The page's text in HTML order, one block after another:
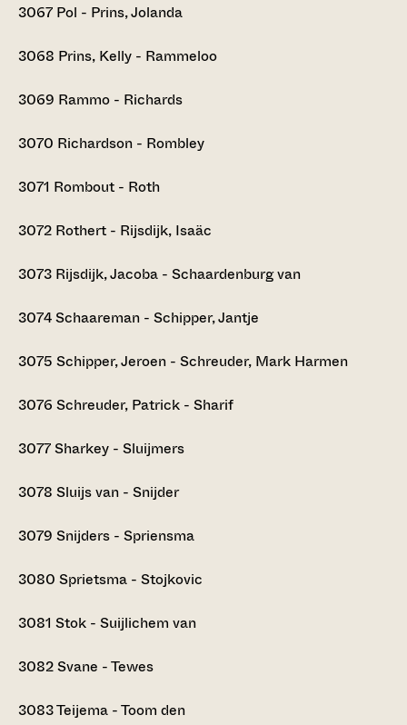
3067 Pol - Prins, Jolanda
3068 Prins, Kelly - Rammeloo
3069 Rammo - Richards
3070 Richardson - Rombley
3071 Rombout - Roth
3072 Rothert - Rijsdijk, Isaäc
3073 Rijsdijk, Jacoba - Schaardenburg van
3074Schaareman - Schipper, Jantje
3075 Schipper, Jeroen - Schreuder, Mark Harmen
3076 Schreuder, Patrick - Sharif
3077Sharkey - Sluijmers
3078 Sluijs van - Snijder
3079 Snijders - Spriensma
3080 Sprietsma - Stojkovic
3081 Stok - Suijlichem van
3082Svane - Tewes
3083Teijema - Toom den